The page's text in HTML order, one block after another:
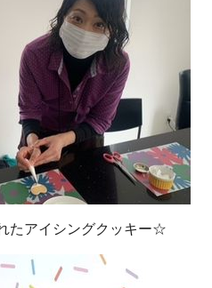
たアイシングクッキー☆